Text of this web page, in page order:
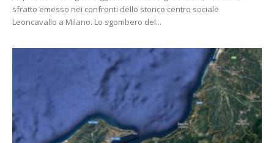
sfratto emesso nei confronti dello storico centro sociale
Leoncavallo a Milano. Lo sgombero del...